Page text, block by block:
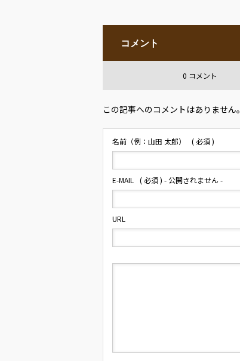
コメント
0 コメント
この記事へのコメントはありません。
名前（例：山田 太郎） ( 必須 )
E-MAIL ( 必須 ) - 公開されません -
URL